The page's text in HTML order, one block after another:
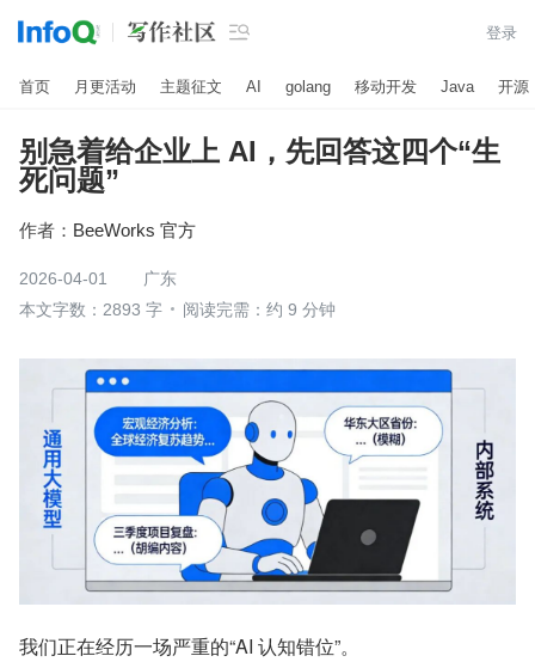
 登录
首页 月更活动 主题征文 AI golang 移动开发 Java 开源
别急着给企业上 AI，先回答这四个“生
死问题”
作者： BeeWorks 官方
2026-04-01
广东
本文字数：2893 字
阅读完需：约 9 分钟
我们正在经历一场严重的“AI 认知错位”。